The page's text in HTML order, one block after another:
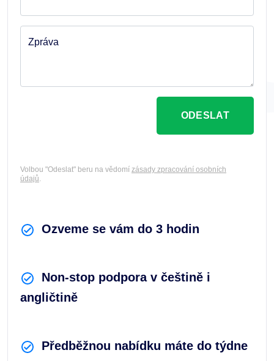
Ozveme se vám do 3 hodin
Non-stop podpora v češtině i
angličtině
Předběžnou nabídku máte do týdne
Zpráva
ODESLAT
Volbou "Odeslat" beru na vědomí zásady zpracování osobních
údajů.